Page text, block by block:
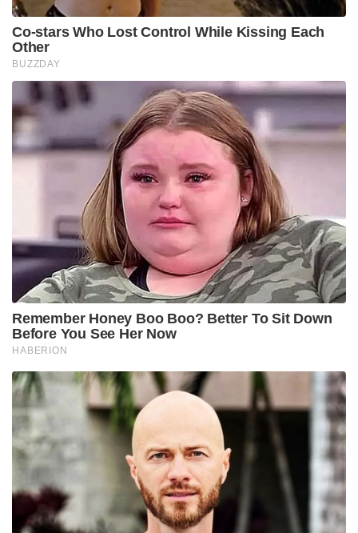
Co-stars Who Lost Control While Kissing Each
Other
BUZZDAY
Remember Honey Boo Boo? Better To Sit Down
Before You See Her Now
HABERION